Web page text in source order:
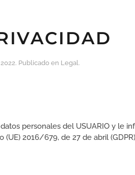
. Publicado en Legal.
personales del USUARIO y le
2016/679, de 27 de abril